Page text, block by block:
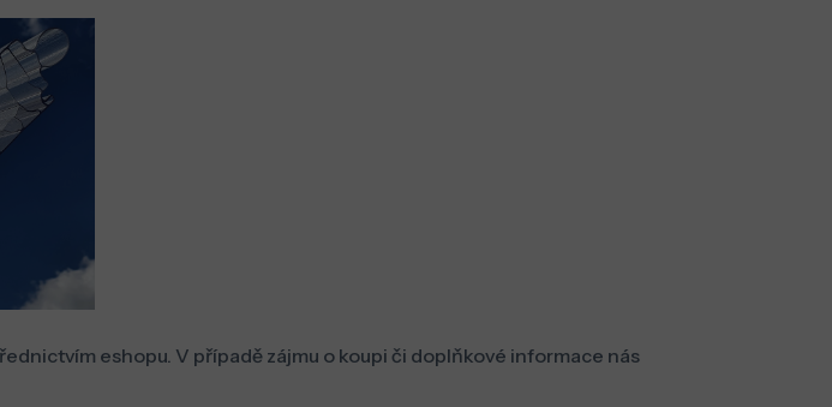
eshopu. V případě zájmu o koupi či doplňkové informace nás